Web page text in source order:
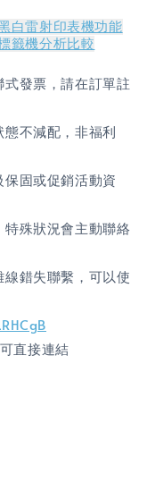
白雷射印表機功能
籤機分析比較
發票，請在訂單註
不減配，非福利
固或促銷活動資
殊狀況會主動聯絡
錯失聯繫，可以使
直接連結